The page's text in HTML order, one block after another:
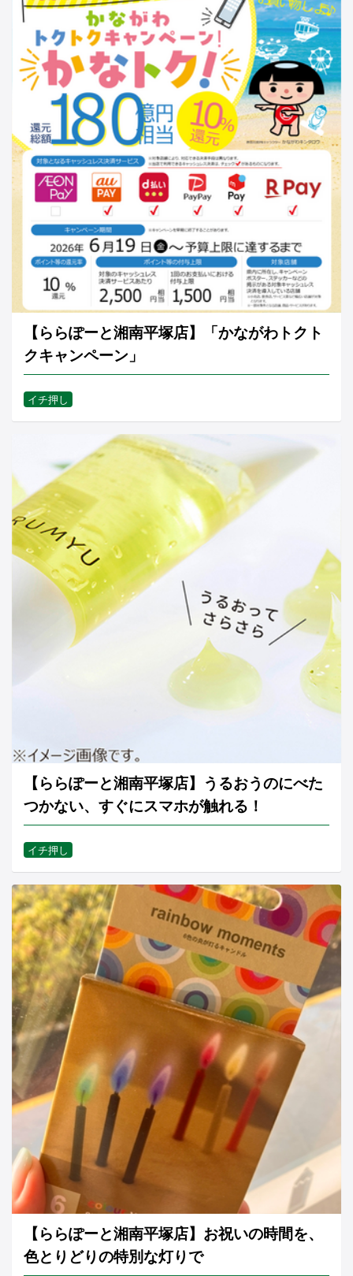
【ららぽーと湘南平塚店】「かながわトクト
クキャンペーン」
イチ押し
【ららぽーと湘南平塚店】うるおうのにべた
つかない、すぐにスマホが触れる！
イチ押し
【ららぽーと湘南平塚店】お祝いの時間を、
色とりどりの特別な灯りで